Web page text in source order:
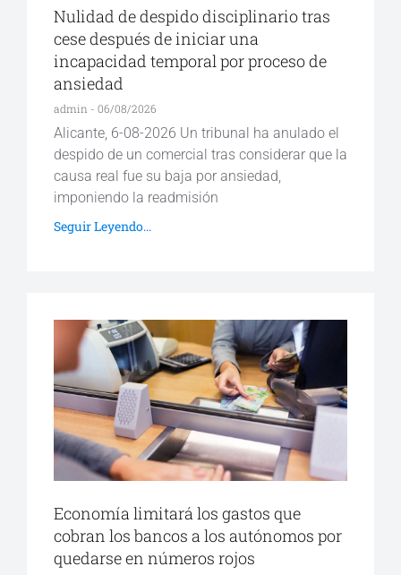
Nulidad de despido disciplinario tras
cese después de iniciar una
incapacidad temporal por proceso de
ansiedad
admin 06/08/2026
Alicante, 6-08-2026 Un tribunal ha anulado el
despido de un comercial tras considerar que la
causa real fue su baja por ansiedad,
imponiendo la readmisión
Seguir Leyendo...
Economía limitará los gastos que
cobran los bancos a los autónomos por
quedarse en números rojos